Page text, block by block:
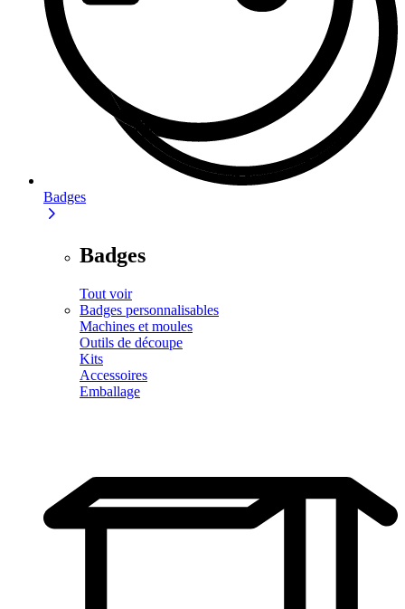
Badges
Badges
Tout voir
Badges personnalisables
Machines et moules
Outils de découpe
Kits
Accessoires
Emballage